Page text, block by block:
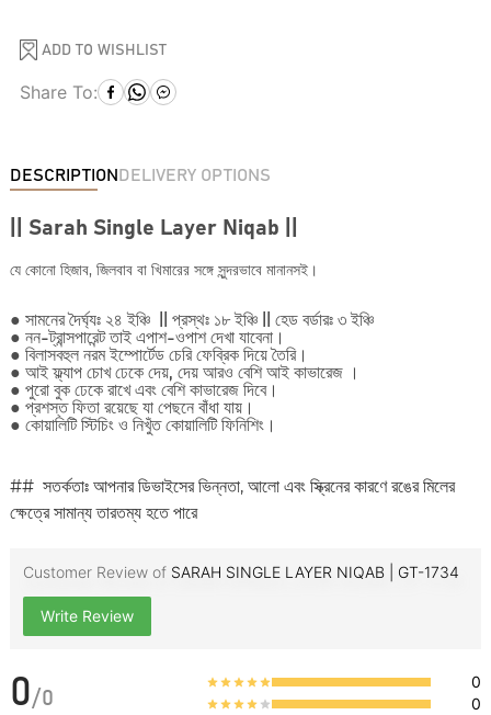
ADD TO WISHLIST
Share To:
DESCRIPTION DELIVERY OPTIONS
Sarah Single Layer Niqab ||
যে কোনো হিজাব, জিলবাব বা খিমারের সঙ্গে সুন্দরভাবে মানানসই।
● সামনের দৈর্ঘ্যঃ ২৪ ইঞ্চি || প্রস্থঃ ১৮ ইঞ্চি || হেড বর্ডারঃ ৩ ইঞ্চি
● নন-ট্রান্সপারেন্ট তাই এপাশ-ওপাশ দেখা যাবেনা।
● বিলাসবহুল নরম ইম্পোর্টেড চেরি ফেব্রিক দিয়ে তৈরি।
● আই ফ্ল্যাপ চোখ ঢেকে দেয়, দেয় আরও বেশি আই কাভারেজ ।
● পুরো বুক ঢেকে রাখে এবং বেশি কাভারেজ দিবে।
● প্রশস্ত ফিতা রয়েছে যা পেছনে বাঁধা যায়।
● কোয়ালিটি স্টিচিং ও নিখুঁত কোয়ালিটি ফিনিশিং।
## সতর্কতাঃ আপনার ডিভাইসের ভিন্নতা, আলো এবং স্ক্রিনের কারণে রঙের মিলের
ক্ষেত্রে সামান্য তারতম্য হতে পারে
Customer Review of SARAH SINGLE LAYER NIQAB | GT-1734
Write Review
0/0
0
0